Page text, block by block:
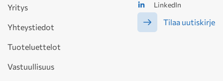
LinkedIn
Tilaa uutiskirje
Yritys
Yhteystiedot
Tuoteluettelot
Vastuullisuus